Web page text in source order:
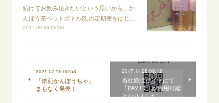
続けてお飲み頂きたいという思いから、か
んぽう茶ペットボトル2Lの定期便をはじ…
2017.09.06 06:30
2021.07.15 05:53
「焙煎かんぽうちゃ」
まもなく発売！
2017.11.28 09:12
当社通販サイトにて
「PAY ID」が利用可能
となりました